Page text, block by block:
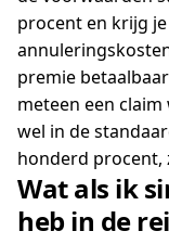
procent en krijg
premie
meteen een
wel in de
honderd procent,
Wat als ik
heb in de